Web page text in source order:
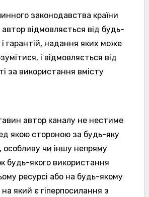
законодавства країни
відмовляється від будь-
гарантій, надання яких може
і відмовляється від
за використання вмісту
автор каналу не нестиме
якою стороною за будь-яку
особливу чи іншу непряму
будь-якого використання
ресурсі або на будь-якому
який є гіперпосилання з